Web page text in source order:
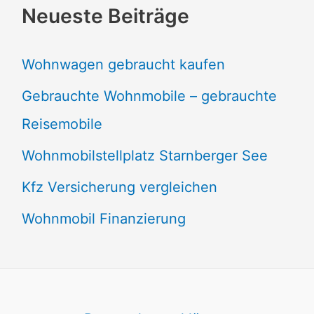
Neueste Beiträge
Wohnwagen gebraucht kaufen
Gebrauchte Wohnmobile – gebrauchte
Reisemobile
Wohnmobilstellplatz Starnberger See
Kfz Versicherung vergleichen
Wohnmobil Finanzierung